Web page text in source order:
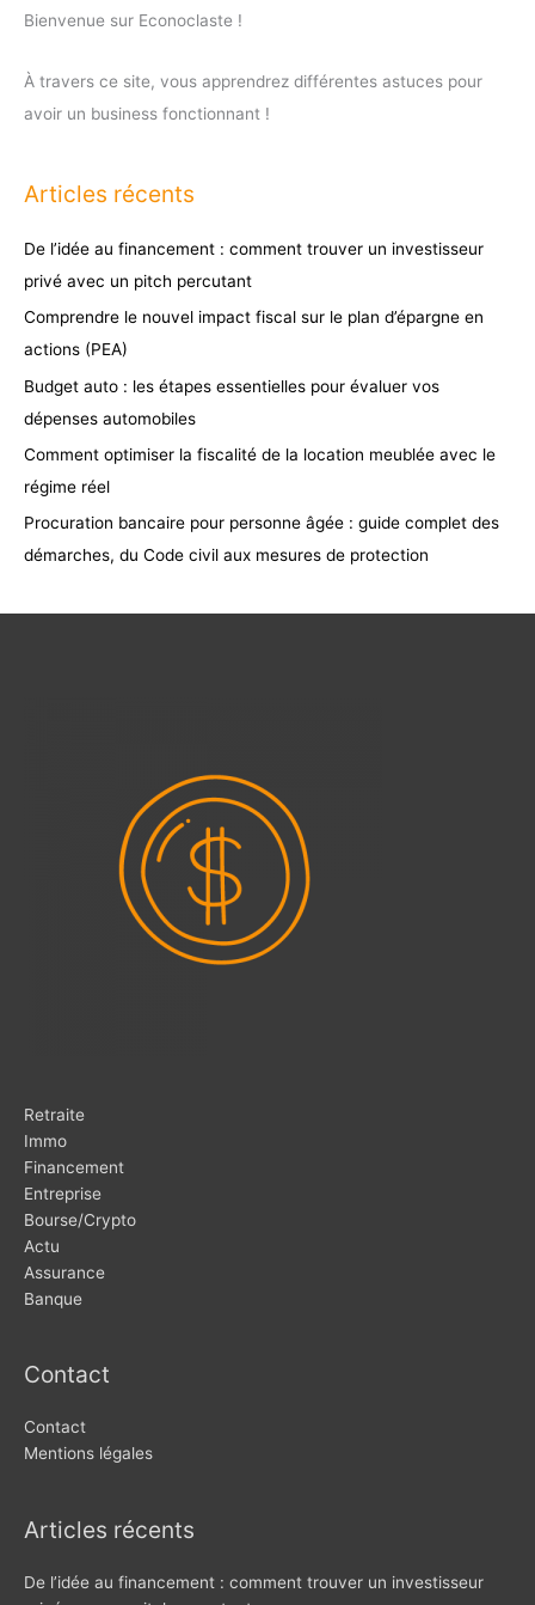
Bienvenue sur Econoclaste !
À travers ce site, vous apprendrez différentes astuces pour
avoir un business fonctionnant !
Articles récents
De l’idée au financement : comment trouver un investisseur
privé avec un pitch percutant
Comprendre le nouvel impact fiscal sur le plan d’épargne en
actions (PEA)
Budget auto : les étapes essentielles pour évaluer vos
dépenses automobiles
Comment optimiser la fiscalité de la location meublée avec le
régime réel
Procuration bancaire pour personne âgée : guide complet des
démarches, du Code civil aux mesures de protection
Retraite
Immo
Financement
Entreprise
Bourse/Crypto
Actu
Assurance
Banque
Contact
Contact
Mentions légales
Articles récents
De l’idée au financement : comment trouver un investisseur